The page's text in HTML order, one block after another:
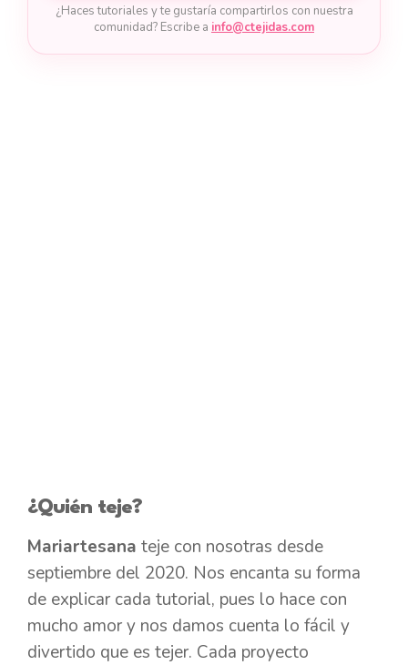
¿Haces tutoriales y te gustaría compartirlos con nuestra
comunidad? Escribe a info@ctejidas.com
¿Quién teje?
Mariartesana teje con nosotras desde
septiembre del 2020. Nos encanta su forma
de explicar cada tutorial, pues lo hace con
mucho amor y nos damos cuenta lo fácil y
divertido que es tejer. Cada proyecto